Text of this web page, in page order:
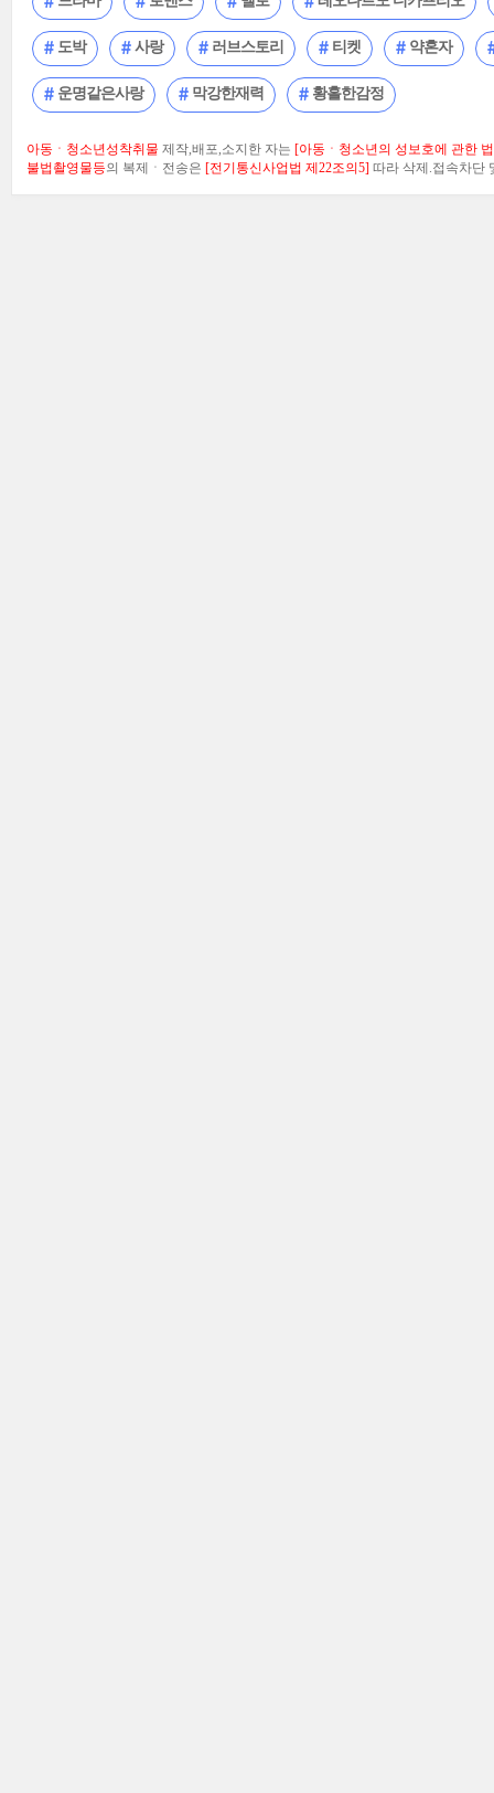
도박 사랑 러브스토리 티켓 약혼자
운명같은사랑 막강한재력 황홀한감정
아동ㆍ청소년성착취물 제작,배포,소지한 자는 [아동ㆍ청소년의 성보호에 관한
불법촬영물등의 복제ㆍ전송은 [전기통신사업법 제22조의5] 따라 삭제.접속차단